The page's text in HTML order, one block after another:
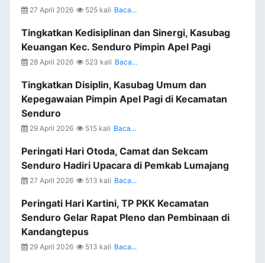
27 April 2026 525 kali Baca...
Tingkatkan Kedisiplinan dan Sinergi, Kasubag
Keuangan Kec. Senduro Pimpin Apel Pagi
28 April 2026 523 kali Baca...
Tingkatkan Disiplin, Kasubag Umum dan
Kepegawaian Pimpin Apel Pagi di Kecamatan
Senduro
29 April 2026 515 kali Baca...
Peringati Hari Otoda, Camat dan Sekcam
Senduro Hadiri Upacara di Pemkab Lumajang
27 April 2026 513 kali Baca...
Peringati Hari Kartini, TP PKK Kecamatan
Senduro Gelar Rapat Pleno dan Pembinaan di
Kandangtepus
29 April 2026 513 kali Baca...